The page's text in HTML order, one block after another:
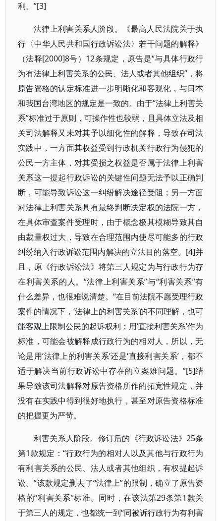
利。”[3]
法律上利害关系人阶段。《最高人民法院关于执
行〈中华人民共和国行政诉讼法〉若干问题的解释》
（法释[2000]8号）12条规定，原告是“与具体行政行
为有法律上利害关系的公民、法人或者其他组织”，将
原告资格的认定标准进一步明晰化和客观化，与日本
和我国台湾地区的规定是一致的。由于“法律上利害关
系”标准过于原则，可操作性也较弱，且具体立法及相
关司法解释又未对其予以细化性的解释，导致在司法
实践中，一方面其权益受到行政机关行政行为侵犯的
公民一方主体，对其受损之权益是否属于法律上利害
关系这一提起行政诉讼的关键性问题无法予以正确判
断，可能导致诉讼这一纠纷解决途径受阻；另一方面
对法律上利害关系具有最终判断决定权的法院一方，
在具体审查案件受理时，由于概念极其模糊导致其自
由裁量权过大，导致在合理范围内使尽可能多的行政
纠纷纳入行政诉讼范围内解决的立法目的落空。[4]并
且，原《行政诉讼法》将第三人规定为与行政行为存
在利害关系的人。“法律上利害关系”与“利害关系”有
什么差异，也很难说清楚。“在目前法院不愿受理行政
案件的情况下，‘法律上的利害关系’的不同理解，也可
能客观上限制公民的起诉权利；用‘直接利害关系’作为
标准，可能会被解释成行政行为的相对人，所以，无
论是用‘法律上的利害关系’还是‘直接利害关系’，都不
适于解决当前行政诉讼中存在的立案难问题。”[5]结
果导致该司法解释对原告资格所作的拓宽性规定，并
没有在实践中得到很好地执行，甚至对原告资格标准
的把握更为严苛。
利害关系人阶段。修订后的《行政诉讼法》25条
第1款规定：“行政行为的相对人以及其他与行政行为
有利害关系的公民、法人或者其他组织，有权提起诉
讼。”该款规定删去了“法律上”的限制，确立了原告资
格的“利害关系”标准。同时，在该法第29条第1款关
于第三人的规定，也都统一到“同被诉行政行为有利害